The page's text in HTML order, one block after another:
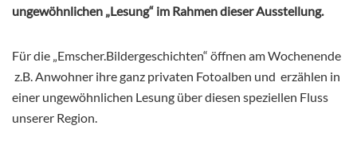
ungewöhnlichen „Lesung“ im Rahmen dieser Ausstellung.
Für die „Emscher.Bildergeschichten“ öffnen am Wochenende
z.B. Anwohner ihre ganz privaten Fotoalben und erzählen in
einer ungewöhnlichen Lesung über diesen speziellen Fluss
unserer Region.